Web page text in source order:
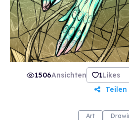
1506Ansichten 1Likes
Teilen
Art